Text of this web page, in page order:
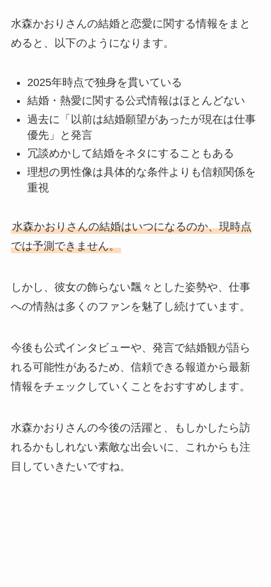
水森かおりさんの結婚と恋愛に関する情報をまと
めると、以下のようになります。
2025年時点で独身を貫いている
結婚・熱愛に関する公式情報はほとんどない
過去に「以前は結婚願望があったが現在は仕事
優先」と発言
冗談めかして結婚をネタにすることもある
理想の男性像は具体的な条件よりも信頼関係を
重視
水森かおりさんの結婚はいつになるのか、現時点
では予測できません。
しかし、彼女の飾らない飄々とした姿勢や、仕事
への情熱は多くのファンを魅了し続けています。
今後も公式インタビューや、発言で結婚観が語ら
れる可能性があるため、信頼できる報道から最新
情報をチェックしていくことをおすすめします。
水森かおりさんの今後の活躍と、もしかしたら訪
れるかもしれない素敵な出会いに、これからも注
目していきたいですね。